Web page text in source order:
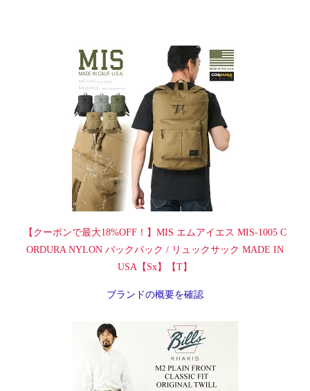
【クーポンで最大18%OFF！】MIS エムアイエス MIS-1005 C
ORDURA NYLON バックパック / リュックサック MADE IN
USA【Sx】【T】
ブランドの概要を確認